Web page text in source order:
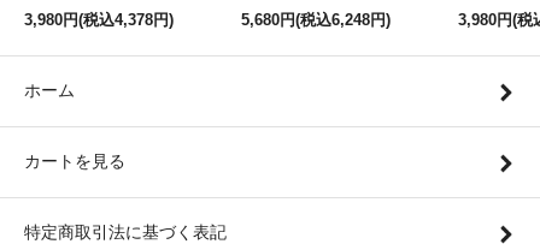
3,980円(税込4,378円) 5,680円(税込6,248円) 3,980円(税
ホーム
カートを見る
特定商取引法に基づく表記